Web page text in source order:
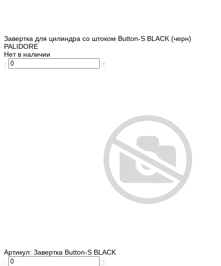
Завертка для цилиндра со штоком Button-S BLACK (черн)
PALIDORE
Нет в наличии
-
+
Артикул: Завертка Button-S BLACK
-
+